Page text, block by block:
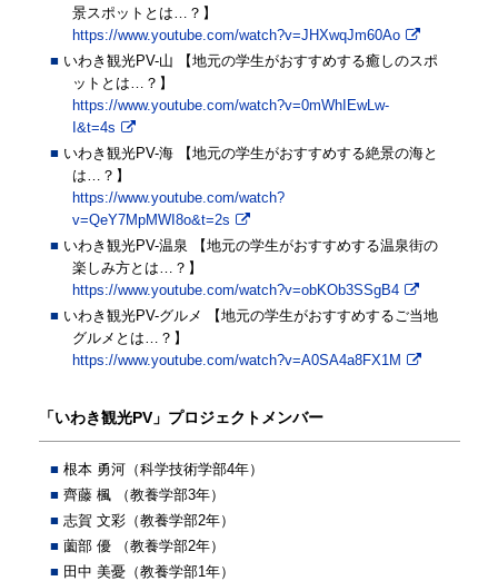
景スポットとは…？】
https://www.youtube.com/watch?v=JHXwqJm60Ao
いわき観光PV-山 【地元の学生がおすすめする癒しのスポ
ットとは…？】
https://www.youtube.com/watch?v=0mWhIEwLw-
I&t=4s
いわき観光PV-海 【地元の学生がおすすめする絶景の海と
は…？】
https://www.youtube.com/watch?
v=QeY7MpMWI8o&t=2s
いわき観光PV-温泉 【地元の学生がおすすめする温泉街の
楽しみ方とは…？】
https://www.youtube.com/watch?v=obKOb3SSgB4
いわき観光PV-グルメ 【地元の学生がおすすめするご当地
グルメとは…？】
https://www.youtube.com/watch?v=A0SA4a8FX1M
「いわき観光PV」プロジェクトメンバー
根本 勇河（科学技術学部4年）
齊藤 楓 （教養学部3年）
志賀 文彩（教養学部2年）
薗部 優 （教養学部2年）
田中 美憂（教養学部1年）